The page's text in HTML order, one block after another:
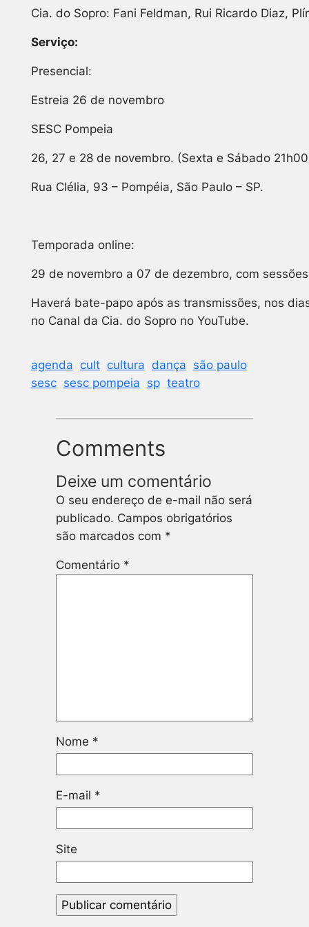
Cia. do Sopro: Fani Feldman, Rui Ricardo Diaz,
Serviço:
Presencial:
Estreia 26 de novembro
SESC Pompeia
26, 27 e 28 de novembro. (Sexta e Sábado
Rua Clélia, 93 – Pompéia, São Paulo – SP.
Temporada online:
29 de novembro a 07 de dezembro, com
Haverá bate-papo após as transmissões, nos
no Canal da Cia. do Sopro no YouTube.
agenda cult cultura dança são paulo
sesc sesc pompeia sp teatro
Comments
Deixe um comentário
O seu endereço de e-mail não será
publicado. Campos obrigatórios
são marcados com *
Comentário *
Nome *
E-mail *
Site